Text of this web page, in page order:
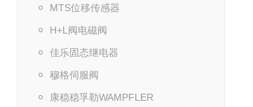
MTS位移传感器
H+L阀电磁阀
佳乐固态继电器
穆格伺服阀
康稳稳孚勒WAMPFLER